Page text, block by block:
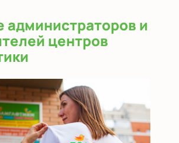
администраторов и
центров